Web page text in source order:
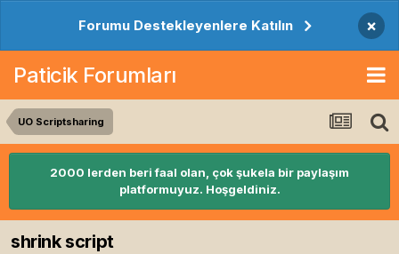
Forumu Destekleyenlere Katılın ×
Paticik Forumları
UO Scriptsharing
2000 lerden beri faal olan, çok şukela bir paylaşım
platformuyuz. Hoşgeldiniz.
shrink script